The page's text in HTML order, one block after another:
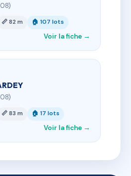
📏 82 m 🏠 107 lots
Voir la fiche →
📏 83 m 🏠 17 lots
Voir la fiche →